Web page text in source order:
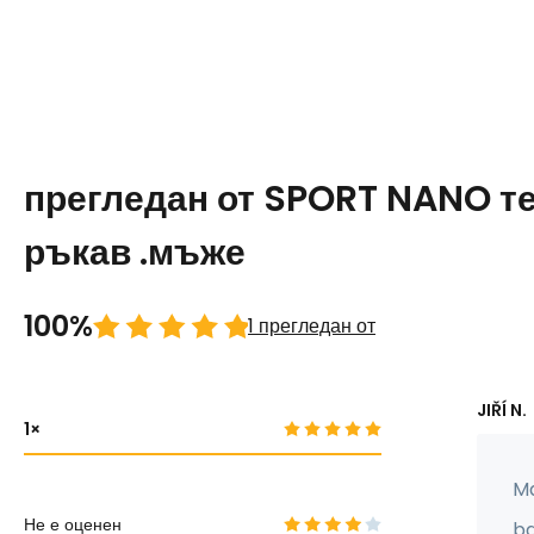
прегледан от SPORT NANO
ръкав .мъже
100% 1 прегледан от
1
Не е оценен
JIŘÍ N.